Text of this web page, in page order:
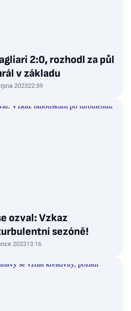
2:0, rozhodl za půl
v základu
202322:59
ozval: Vzkaz
sezóně!
202313:16